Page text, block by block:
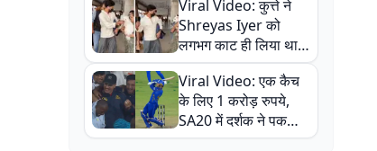
Video वायरल
Viral Video: कुत्ते ने
Shreyas Iyer को
लगभग काट ही लिया था,
न्यूजीलैंड सीरीज से पहले
बाल-बाल बचे
Viral Video: एक कैच
के लिए 1 करोड़ रुपये,
SA20 में दर्शक ने पकड़ा
एक हाथ से गजब का कैच